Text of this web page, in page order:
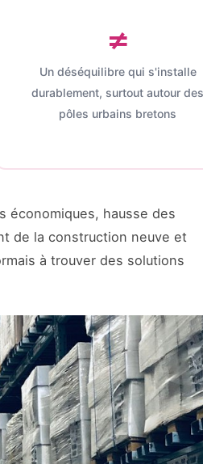
≠
Un déséquilibre qui s'installe
durablement, surtout autour des
pôles urbains bretons
économiques, hausse des
de la construction neuve et
à trouver des solutions